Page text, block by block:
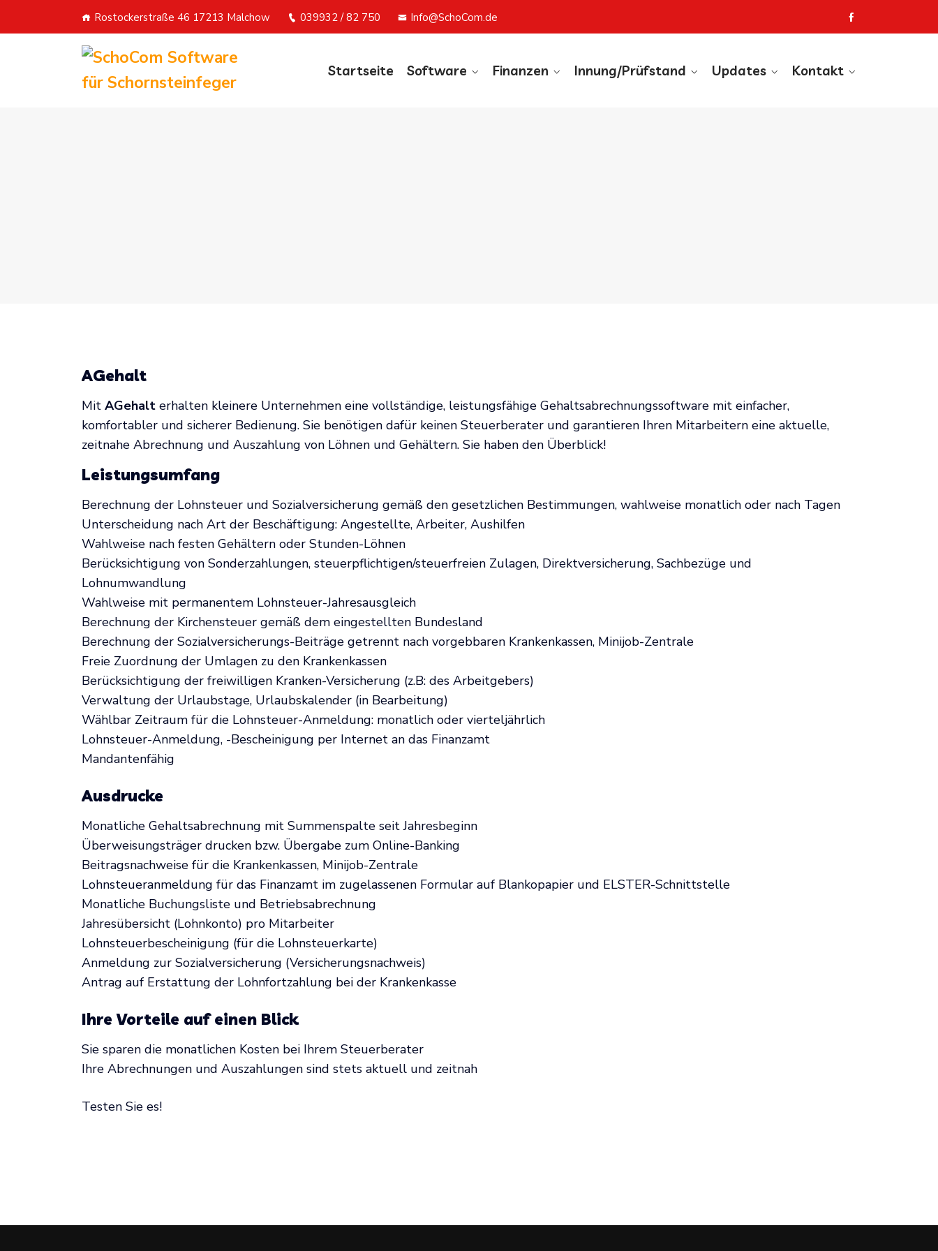
Rostockerstraße 46 17213 Malchow 039932 / 82 750 Info@SchoCom.de
Startseite Software Finanzen Innung/Prüfstand Updates Kontakt
AGehalt
Mit AGehalt erhalten kleinere Unternehmen eine vollständige, leistungsfähige Gehaltsabrechnungssoftware mit einfacher,
komfortabler und sicherer Bedienung. Sie benötigen dafür keinen Steuerberater und garantieren Ihren Mitarbeitern eine aktuelle,
zeitnahe Abrechnung und Auszahlung von Löhnen und Gehältern. Sie haben den Überblick!
Leistungsumfang
Berechnung der Lohnsteuer und Sozialversicherung gemäß den gesetzlichen Bestimmungen, wahlweise monatlich oder nach Tagen
Unterscheidung nach Art der Beschäftigung: Angestellte, Arbeiter, Aushilfen
Wahlweise nach festen Gehältern oder Stunden-Löhnen
Berücksichtigung von Sonderzahlungen, steuerpflichtigen/steuerfreien Zulagen, Direktversicherung, Sachbezüge und
Lohnumwandlung
Wahlweise mit permanentem Lohnsteuer-Jahresausgleich
Berechnung der Kirchensteuer gemäß dem eingestellten Bundesland
Berechnung der Sozialversicherungs-Beiträge getrennt nach vorgebbaren Krankenkassen, Minijob-Zentrale
Freie Zuordnung der Umlagen zu den Krankenkassen
Berücksichtigung der freiwilligen Kranken-Versicherung (z.B: des Arbeitgebers)
Verwaltung der Urlaubstage, Urlaubskalender (in Bearbeitung)
Wählbar Zeitraum für die Lohnsteuer-Anmeldung: monatlich oder vierteljährlich
Lohnsteuer-Anmeldung, -Bescheinigung per Internet an das Finanzamt
Mandantenfähig
Ausdrucke
Monatliche Gehaltsabrechnung mit Summenspalte seit Jahresbeginn
Überweisungsträger drucken bzw. Übergabe zum Online-Banking
Beitragsnachweise für die Krankenkassen, Minijob-Zentrale
Lohnsteueranmeldung für das Finanzamt im zugelassenen Formular auf Blankopapier und ELSTER-Schnittstelle
Monatliche Buchungsliste und Betriebsabrechnung
Jahresübersicht (Lohnkonto) pro Mitarbeiter
Lohnsteuerbescheinigung (für die Lohnsteuerkarte)
Anmeldung zur Sozialversicherung (Versicherungsnachweis)
Antrag auf Erstattung der Lohnfortzahlung bei der Krankenkasse
Ihre Vorteile auf einen Blick
Sie sparen die monatlichen Kosten bei Ihrem Steuerberater
Ihre Abrechnungen und Auszahlungen sind stets aktuell und zeitnah
Testen Sie es!